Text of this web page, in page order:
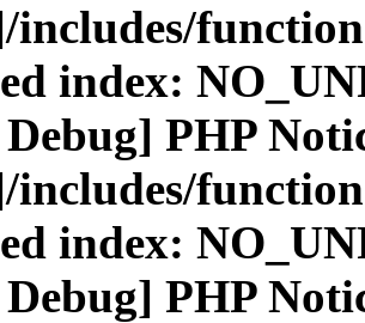
index:
PHP
index:
PHP